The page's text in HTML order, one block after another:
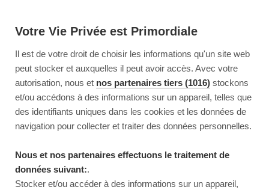
Votre Vie Privée est Primordiale
Il est de votre droit de choisir les informations qu'un site web
peut stocker et auxquelles il peut avoir accès. Avec votre
autorisation, nous et nos partenaires tiers (1016) stockons
et/ou accédons à des informations sur un appareil, telles que
des identifiants uniques dans les cookies et les données de
navigation pour collecter et traiter des données personnelles.
Nous et nos partenaires effectuons le traitement de
données suivant:.
Stocker et/ou accéder à des informations sur un appareil,